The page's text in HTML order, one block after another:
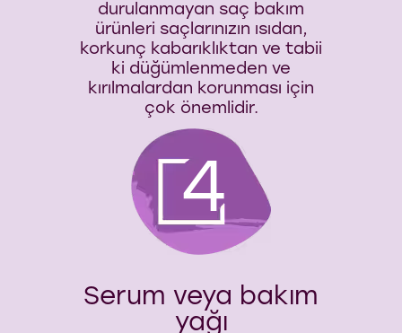
durulanmayan saç bakım
ürünleri saçlarınızın ısıdan,
korkunç kabarıklıktan ve tabii
ki düğümlenmeden ve
kırılmalardan korunması için
çok önemlidir.
Serum veya bakım
yağı
4